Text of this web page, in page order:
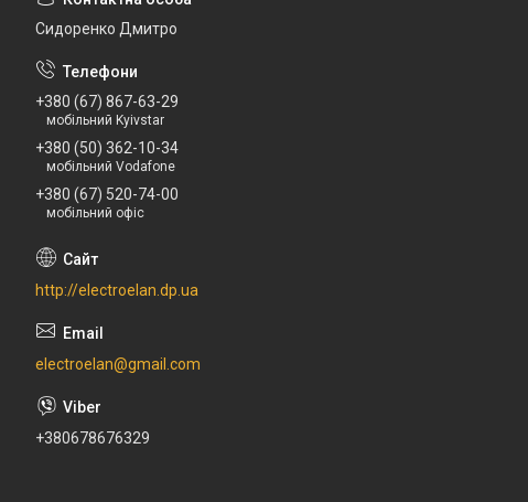
Сидоренко Дмитро
+380 (67) 867-63-29
мобільний Kyivstar
+380 (50) 362-10-34
мобільний Vodafone
+380 (67) 520-74-00
мобільний офіс
http://electroelan.dp.ua
electroelan@gmail.com
+380678676329